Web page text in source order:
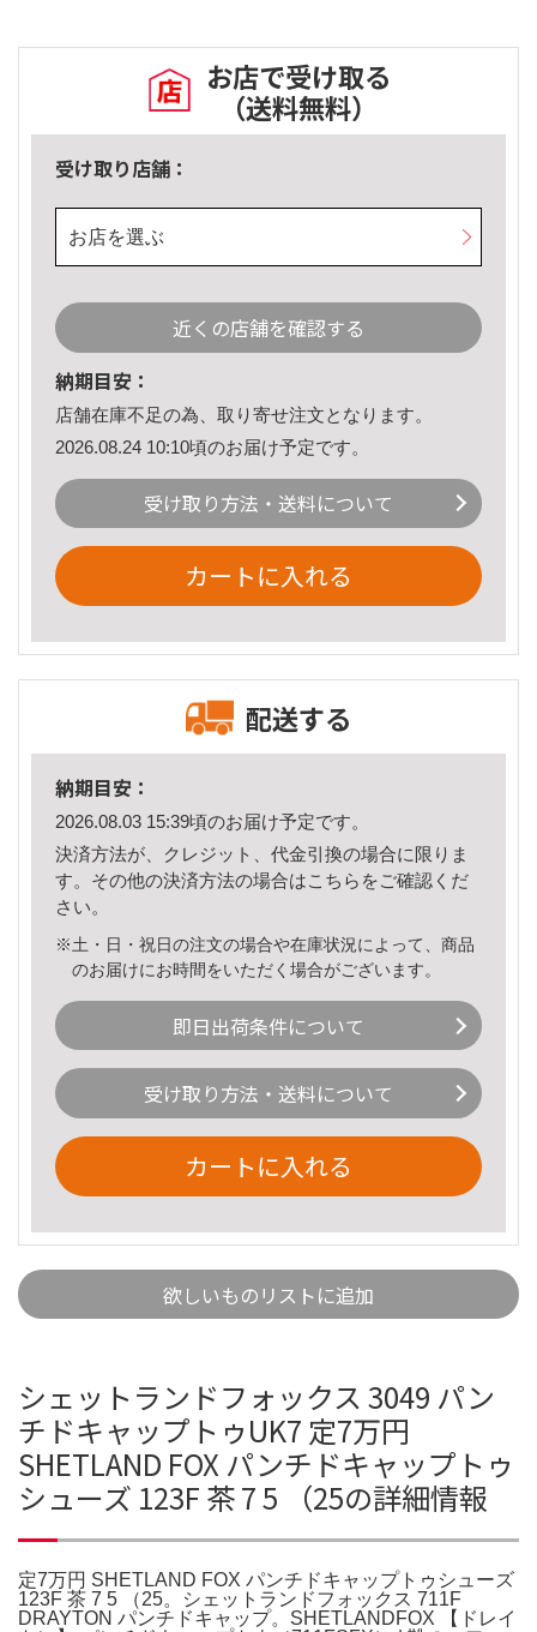
お店で受け取る
（送料無料）
受け取り店舗：
お店を選ぶ
近くの店舗を確認する
納期目安：
店舗在庫不足の為、取り寄せ注文となります。
2026.08.24 10:10頃のお届け予定です。
受け取り方法・送料について
カートに入れる
配送する
納期目安：
2026.08.03 15:39頃のお届け予定です。
決済方法が、クレジット、代金引換の場合に限りま
す。その他の決済方法の場合はこちら をご確認くだ
さい。
※土・日・祝日の注文の場合や在庫状況によって、商品
のお届けにお時間をいただく場合がございます。
即日出荷条件について
受け取り方法・送料について
カートに入れる
欲しいものリストに追加
シェットランドフォックス 3049 パン
チドキャップトゥUK7 定7万円
SHETLAND FOX パンチドキャップトゥ
シューズ 123F 茶 7 5 （25の詳細情報
定7万円 SHETLAND FOX パンチドキャップトゥシューズ
123F 茶 7 5 （25。シェットランドフォックス 711F
DRAYTON パンチドキャップ。SHETLANDFOX 【ドレイ